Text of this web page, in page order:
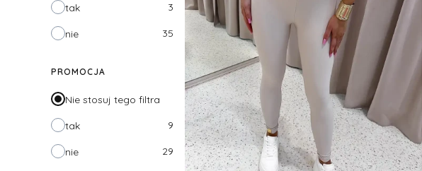
tak 3
nie 35
PROMOCJA
Nie stosuj tego filtra
tak 9
nie 29